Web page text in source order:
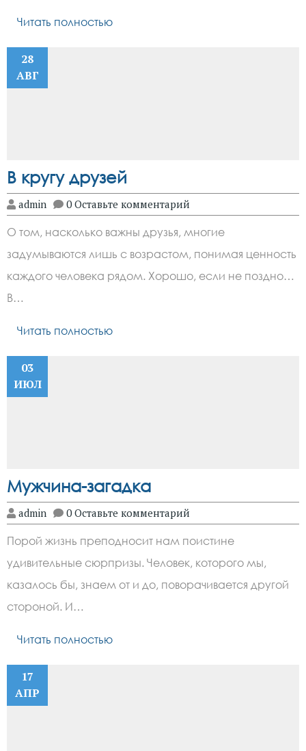
Читать полностью
28
АВГ
В кругу друзей
admin 0 Оставьте комментарий
О том, насколько важны друзья, многие
задумываются лишь с возрастом, понимая ценность
каждого человека рядом. Хорошо, если не поздно…
В…
Читать полностью
03
ИЮЛ
Мужчина-загадка
admin 0 Оставьте комментарий
Порой жизнь преподносит нам поистине
удивительные сюрпризы. Человек, которого мы,
казалось бы, знаем от и до, поворачивается другой
стороной. И…
Читать полностью
17
АПР